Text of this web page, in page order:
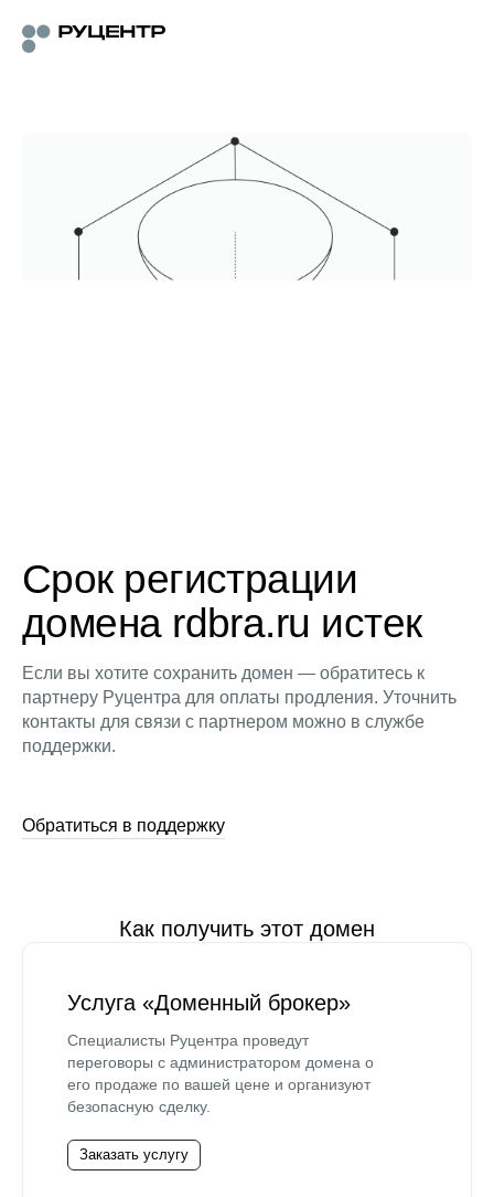
Срок регистрации
домена rdbra.ru истек
Если вы хотите сохранить домен — обратитесь к
партнеру Руцентра для оплаты продления. Уточнить
контакты для связи с партнером можно в службе
поддержки.
Обратиться в поддержку
Как получить этот домен
Услуга «Доменный брокер»
Специалисты Руцентра проведут
переговоры с администратором домена о
его продаже по вашей цене и организуют
безопасную сделку.
Заказать услугу